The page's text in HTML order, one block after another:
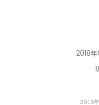
2018年
2018